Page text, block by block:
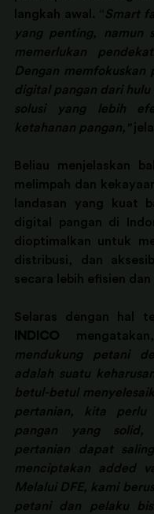
langkah awal. “ Smart
yang penting, namun
memerlukan
Dengan memfokuskan
digital pangan dari
solusi yang lebih
ketahanan pangan,"
Beliau menjelaskan
melimpah dan
landasan yang kuat
digital pangan di
dioptimalkan untuk
distribusi, dan
secara lebih efisien
Selaras dengan hal
INDICO
mendukung petani
adalah suatu
betul-betul
pertanian, kita perlu
pangan yang solid,
pertanian dapat
menciptakan added
Melalui DFE, kami
petani dan pelaku